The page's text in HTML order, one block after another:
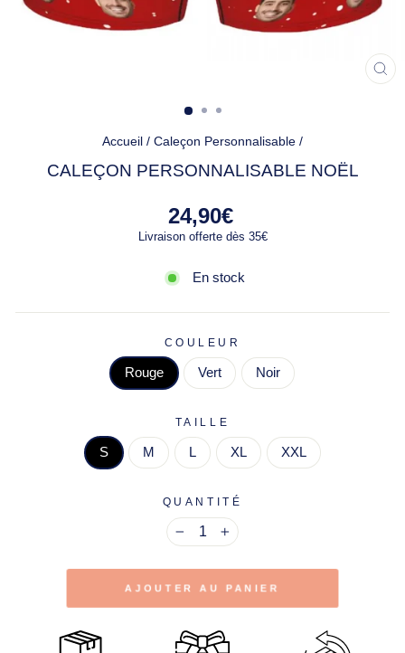
Accueil / Caleçon Personnalisable /
CALEÇON PERSONNALISABLE NOËL
Prix
régulier
24,90€
Livraison offerte dès 35€
En stock
COULEUR
Rouge Vert Noir
TAILLE
S M L XL XXL
QUANTITÉ
+
AJOUTER AU PANIER